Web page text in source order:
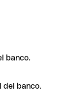
banco.
del banco.